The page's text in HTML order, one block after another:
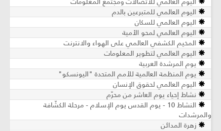
اليوم العالمي للمتبرعين بالدم
اليوم العالمي للسكان
اليوم العالمي لمحو الأمية
المخيم الكشفي العالمي على الهواء والانترنت
اليوم العالمي لتطوير المعلومات
يوم المرشدة العربية
يوم المنظمة العالمية للأمم المتحدة "اليونسكو"
اليوم العالمي لحقوق الإنسان
نشاط إحياء يوم العاشر من محرّم
النشاط 10 - يوم القدس يوم الإسلام - مرحلة الكشّافة
والمرشدات
زهرة المدائن